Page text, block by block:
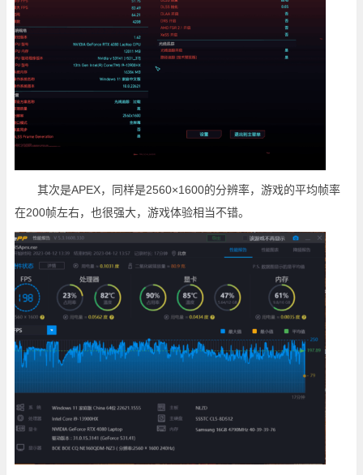
其次是APEX，同样是2560×1600的分辨率，游戏的平均帧率
在200帧左右，也很强大，游戏体验相当不错。